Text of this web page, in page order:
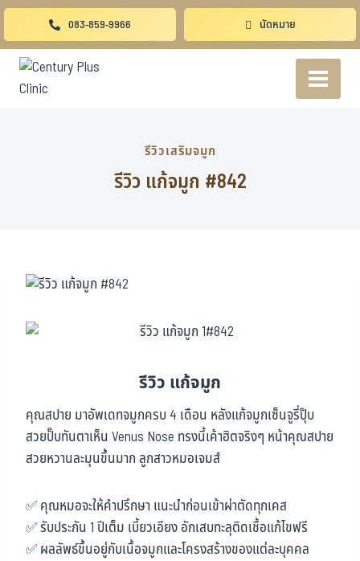
083-859-9966 นัดหมาย
รีวิวเสริมจมูก
รีวิว แก้จมูก #842
รีวิว แก้จมูก
คุณสปาย มาอัพเดทจมูกครบ 4 เดือน หลังแก้จมูกเซ็นจูรี่ปุ๊บ
สวยปั๊บทันตาเห็น Venus Nose ทรงนี้เค้าฮิตจริงๆ หน้าคุณสปาย
สวยหวานละมุนขึ้นมาก ลูกสาวหมอเจมส์
✅ คุณหมอจะให้คำปรึกษา แนะนำก่อนเข้าผ่าตัดทุกเคส
✅ รับประกัน 1 ปีเต็ม เบี้ยวเอียง อักเสบทะลุติดเชื้อแก้ไขฟรี
✅ ผลลัพธ์ขึ้นอยู่กับเนื้อจมูกและโครงสร้างของแต่ละบุคคล